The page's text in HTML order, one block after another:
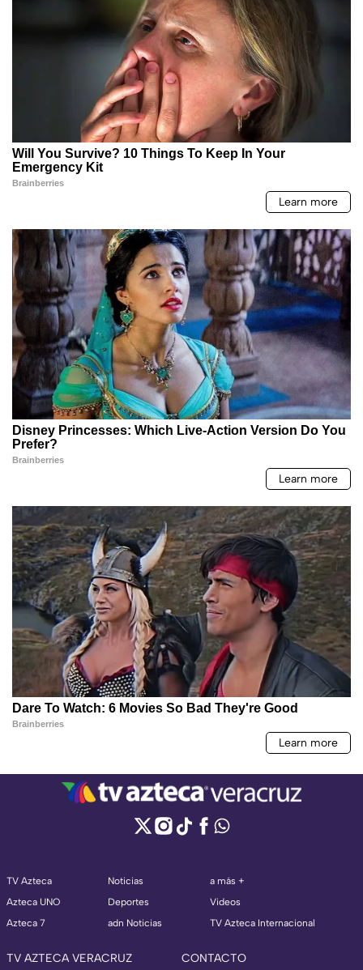
TV Azteca
Azteca UNO
Azteca 7
Noticias
Deportes
adn Noticias
a más +
Videos
TV Azteca Internacional
TV AZTECA VERACRUZ CONTACTO